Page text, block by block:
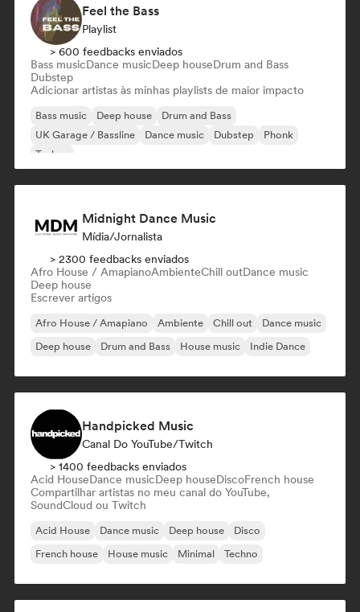
Feel the Bass
Playlist
> 600 feedbacks enviados
Bass musicDance musicDeep houseDrum and Bass
Dubstep
Adicionar artistas às minhas playlists de maior impacto
Bass music Deep house
Drum and Bass
UK Garage / Bassline
Dance music Dubstep
Phonk
Techno
Midnight Dance Music
Mídia/Jornalista
> 2300 feedbacks enviados
Afro House / AmapianoAmbienteChill outDance music
Deep house
Escrever artigos
Afro House / Amapiano Ambiente Chill out
Dance music
Deep house
Drum and Bass House music Indie Dance
Handpicked Music
Canal Do YouTube/Twitch
> 1400 feedbacks enviados
Acid HouseDance musicDeep houseDiscoFrench house
Compartilhar artistas no meu canal do YouTube,
SoundCloud ou Twitch
Acid House Dance music Deep house
Disco
French house
House music Minimal Techno